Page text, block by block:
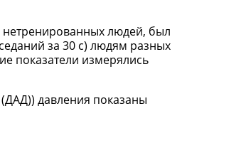
нетренированных людей, был
за 30 с) людям разных
показатели измерялись
(ДАД)) давления показаны